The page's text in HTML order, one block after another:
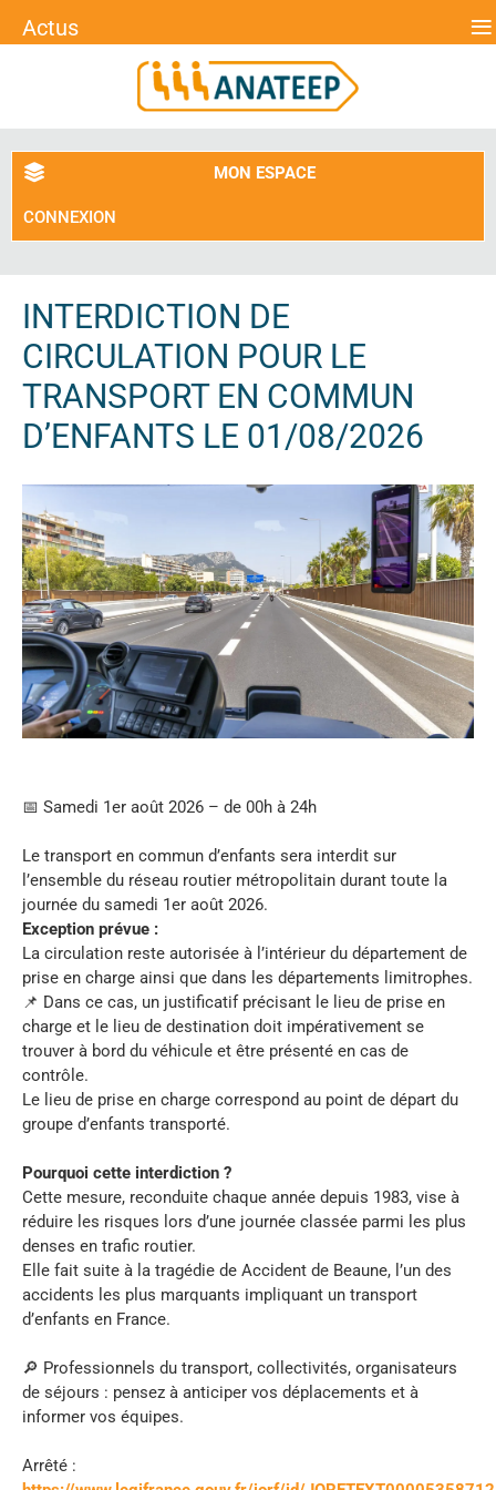
MON ESPACE
CONNEXION
INTERDICTION DE
CIRCULATION POUR LE
TRANSPORT EN COMMUN
D’ENFANTS LE 01/08/2026
📅 Samedi 1er août 2026 – de 00h à 24h
Le transport en commun d’enfants sera interdit sur
l’ensemble du réseau routier métropolitain durant toute la
journée du samedi 1er août 2026.
Exception prévue :
La circulation reste autorisée à l’intérieur du département de
prise en charge ainsi que dans les départements limitrophes.
📌 Dans ce cas, un justificatif précisant le lieu de prise en
charge et le lieu de destination doit impérativement se
trouver à bord du véhicule et être présenté en cas de
contrôle.
Le lieu de prise en charge correspond au point de départ du
groupe d’enfants transporté.
Pourquoi cette interdiction ?
Cette mesure, reconduite chaque année depuis 1983, vise à
réduire les risques lors d’une journée classée parmi les plus
denses en trafic routier.
Elle fait suite à la tragédie de Accident de Beaune, l’un des
accidents les plus marquants impliquant un transport
d’enfants en France.
🔎 Professionnels du transport, collectivités, organisateurs
de séjours : pensez à anticiper vos déplacements et à
informer vos équipes.
Arrêté :
Actus ≡